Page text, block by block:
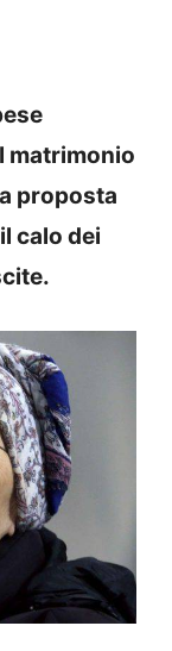
matrimonio
proposta
calo dei